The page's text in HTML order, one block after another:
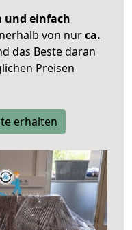
und einfach
von nurca.
das Beste daran
Preisen
erhalten